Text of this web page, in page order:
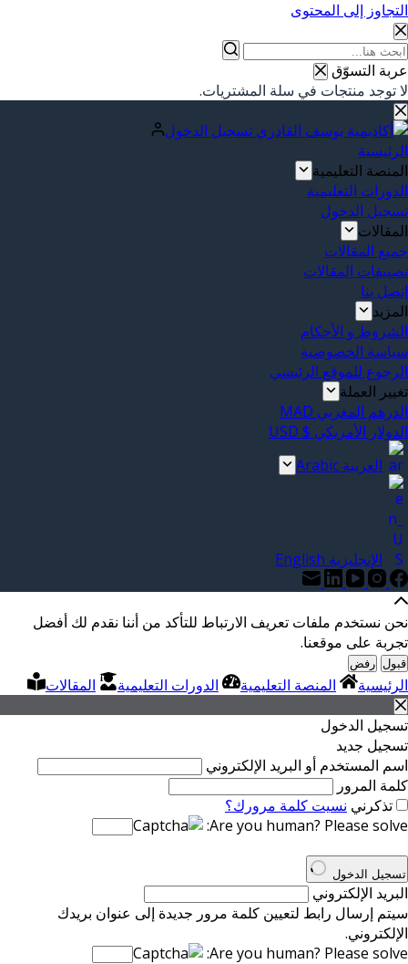
التجاوز إلى المحتوى
عربة التسوّق
لا توجد منتجات في سلة المشتريات.
تسجيل الدخول
الرئيسية
المنصة التعليمية
الدورات التعليمية
تسجيل الدخول
المقالات
جميع المقالات
تصنيفات المقالات
إتصل بنا
المزيد
الشروط و الأحكام
سياسة الخصوصية
الرجوع للموقع الرئيسي
تغيير العملة
الدرهم المغربي MAD
الدولار الأمريكي $ USD
العربية Arabic
الإنجليزية English
نحن نستخدم ملفات تعريف الارتباط للتأكد من أننا نقدم لك أفضل
تجربة على موقعنا.
قبول رفض
الرئيسية المنصة التعليمية الدورات التعليمية
المقالات
تسجيل الدخول
تسجيل جديد
اسم المستخدم أو البريد الإلكتروني
كلمة المرور
تذكرني نسيت كلمة مرورك؟
Are you human? Please solve:
تسجيل الدخول
البريد الإلكتروني
سيتم إرسال رابط لتعيين كلمة مرور جديدة إلى عنوان بريدك
الإلكتروني.
Are you human? Please solve: